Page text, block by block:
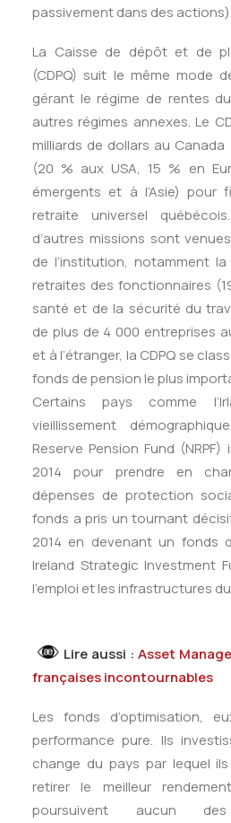
passivement dans des actions).
La Caisse de dépôt et de
(CDPQ) suit le même mode
gérant le régime de rentes
autres régimes annexes. Le
milliards de dollars au
(20 % aux USA, 15 % en
émergents et à l’Asie) pour
retraite universel
d’autres missions sont
de l’institution, notamment
retraites des fonctionnaires
santé et de la sécurité du
de plus de 4 000 entreprises
et à l’étranger, la CDPQ se
fonds de pension le plus
Certains pays comme
vieillissement
Reserve Pension Fund
2014 pour prendre en
dépenses de protection
fonds a pris un tournant
2014 en devenant un fonds
Ireland Strategic Investment
l’emploi et les infrastructures
Lire aussi : Asset
françaises incontournables
Les fonds d’optimisation,
performance pure. Ils
change du pays par lequel
retirer le meilleur
poursuivent aucun